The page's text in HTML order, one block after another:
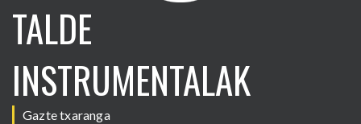
TALDE
INSTRUMENTALAK
Gazte txaranga